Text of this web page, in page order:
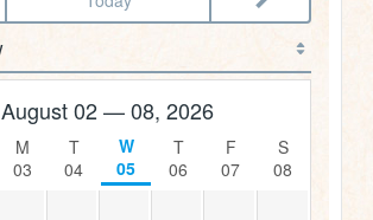
August 02 — 08, 2026
03 04 05 06 07 08